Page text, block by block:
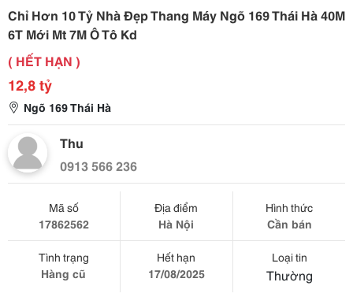
Chỉ Hơn 10 Tỷ Nhà Đẹp Thang Máy Ngõ 169 Thái Hà 40M
6T Mới Mt 7M Ô Tô Kd
( HẾT HẠN )
12,8 tỷ
Ngõ 169 Thái Hà
Thu
0913 566 236
Mã số
17862562
Địa điểm
Hà Nội
Hình thức
Cần bán
Tình trạng
Hàng cũ
Hết hạn
17/08/2025
Loại tin
Thường